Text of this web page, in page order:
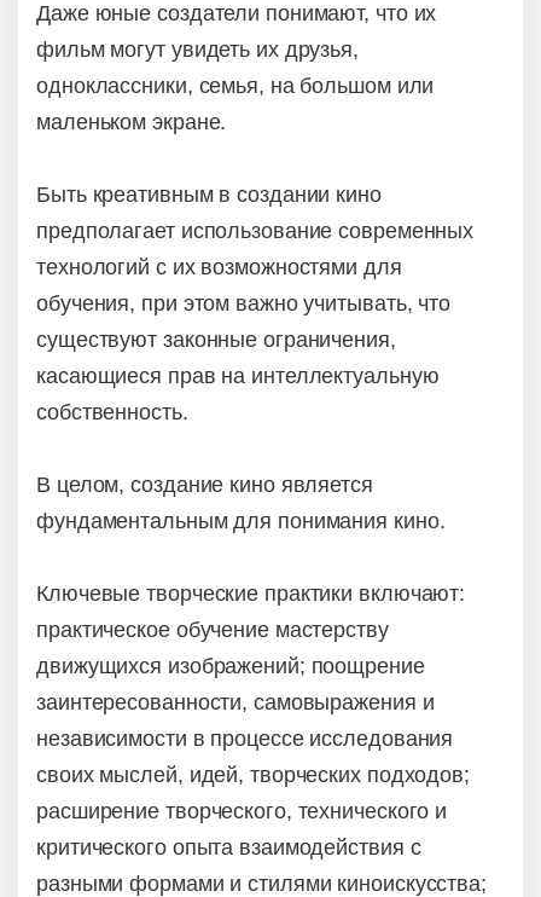
Даже юные создатели понимают, что их
фильм могут увидеть их друзья,
одноклассники, семья, на большом или
маленьком экране.
Быть креативным в создании кино
предполагает использование современных
технологий с их возможностями для
обучения, при этом важно учитывать, что
существуют законные ограничения,
касающиеся прав на интеллектуальную
собственность.
В целом, создание кино является
фундаментальным для понимания кино.
Ключевые творческие практики включают:
практическое обучение мастерству
движущихся изображений; поощрение
заинтересованности, самовыражения и
независимости в процессе исследования
своих мыслей, идей, творческих подходов;
расширение творческого, технического и
критического опыта взаимодействия с
разными формами и стилями киноискусства;